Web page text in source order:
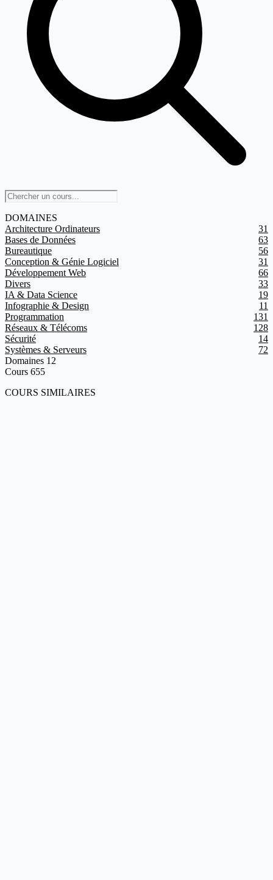
DOMAINES
Architecture Ordinateurs
31
Bases de Données
63
Bureautique
56
Conception & Génie Logiciel
31
Développement Web
66
Divers
33
IA & Data Science
19
Infographie & Design
11
Programmation
131
Réseaux & Télécoms
128
Sécurité
14
Systèmes & Serveurs
72
Domaines 12
Cours 655
COURS SIMILAIRES